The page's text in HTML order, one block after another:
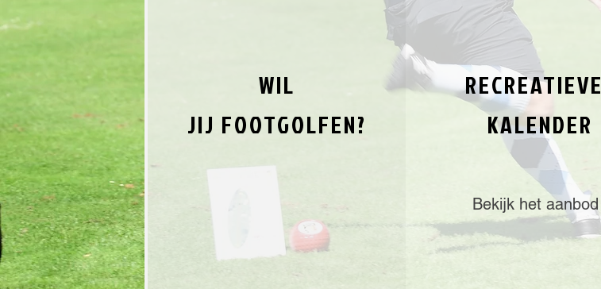
WIL
JIJ FOOTGOLFEN?
RECREATIEVE
KALENDER
Bekijk het aanbod